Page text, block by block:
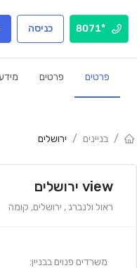
*8071 כניסה
פרטים פרטים
/ בניינים / ירושלים
view ירושלים
ראול ולנברג , ירושלים, קומה
משרדים פנוים בבניין: